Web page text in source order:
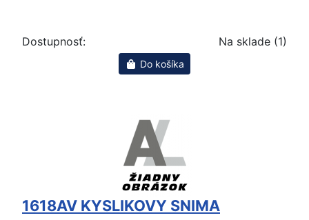
Dostupnosť: Na sklade (1)
Do košíka
1618AV KYSLIKOVY SNIMA